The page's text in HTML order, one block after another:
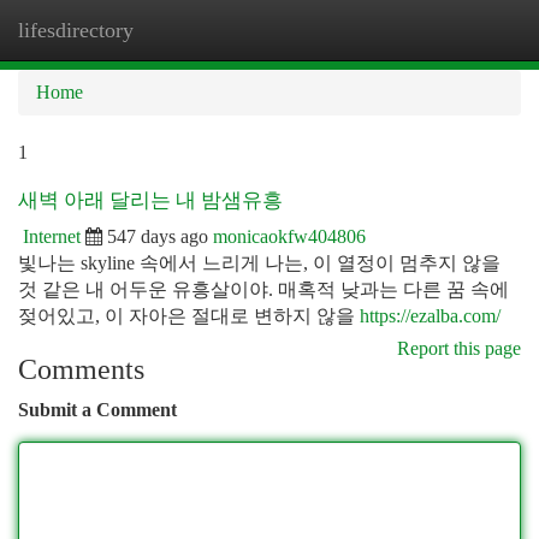
lifesdirectory
Home
1
새벽 아래 달리는 내 밤샘유흥
Internet 547 days ago monicaokfw404806
빛나는 skyline 속에서 느리게 나는, 이 열정이 멈추지 않을
것 같은 내 어두운 유흥살이야. 매혹적 낮과는 다른 꿈 속에
젖어있고, 이 자아은 절대로 변하지 않을 https://ezalba.com/
Report this page
Comments
Submit a Comment